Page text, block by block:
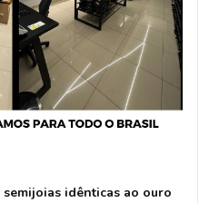
semijoias idênticas ao ouro